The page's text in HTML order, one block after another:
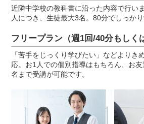
近隣中学校の教科書に沿った内容で行い
人につき、生徒最大3名。80分でしっか
フリープラン（週1回/40分もしく
「苦手をじっくり学びたい」などよりき
応。お1人での個別指導はもちろん、お
名まで受講が可能です。